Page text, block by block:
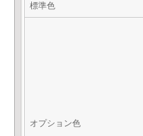
標準色
オプション色